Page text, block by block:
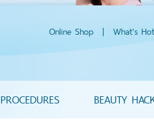
Online Shop | What's Hot
PROCEDURES BEAUTY